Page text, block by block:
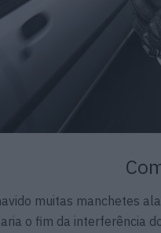
muitas manchetes
o fim da interferência